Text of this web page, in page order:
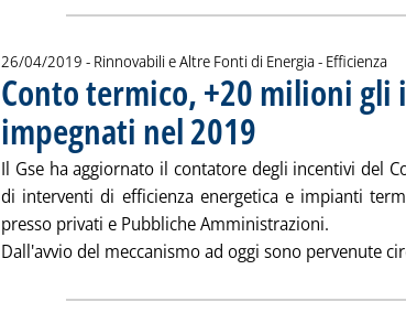
26/04/2019 - Rinnovabili e Altre Fonti di Energia - Efficienza
Conto termico, +20 milioni gli
impegnati nel 2019 . Pubblicata venerdì 26
Il Gse ha aggiornato il contatore degli incentivi del
di interventi di efficienza energetica e impianti
presso privati e Pubbliche Amministrazioni.
Dall'avvio del meccanismo ad oggi sono pervenute